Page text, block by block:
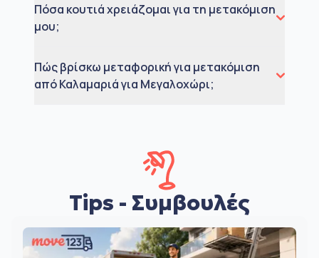
Πόσα κουτιά χρειάζομαι για τη μετακόμιση
μου;
Πώς βρίσκω μεταφορική για μετακόμιση
από Καλαμαριά για Μεγαλοχώρι;
Tips - Συμβουλές